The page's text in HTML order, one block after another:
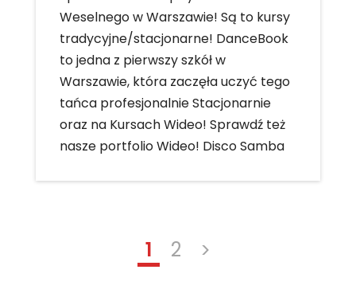
Weselnego w Warszawie! Są to kursy
tradycyjne/stacjonarne! DanceBook
to jedna z pierwszy szkół w
Warszawie, która zaczęła uczyć tego
tańca profesjonalnie Stacjonarnie
oraz na Kursach Wideo! Sprawdź też
nasze portfolio Wideo! Disco Samba
1 2 >